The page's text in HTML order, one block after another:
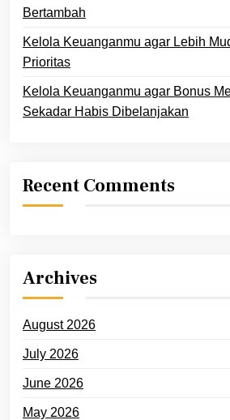
Bertambah
Kelola Keuanganmu agar Lebih
Prioritas
Kelola Keuanganmu agar Bonus
Sekadar Habis Dibelanjakan
Recent Comments
Archives
August 2026
July 2026
June 2026
May 2026